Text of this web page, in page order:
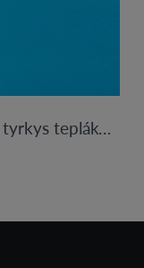
Světle modrý tyrkys teplákovina 250g